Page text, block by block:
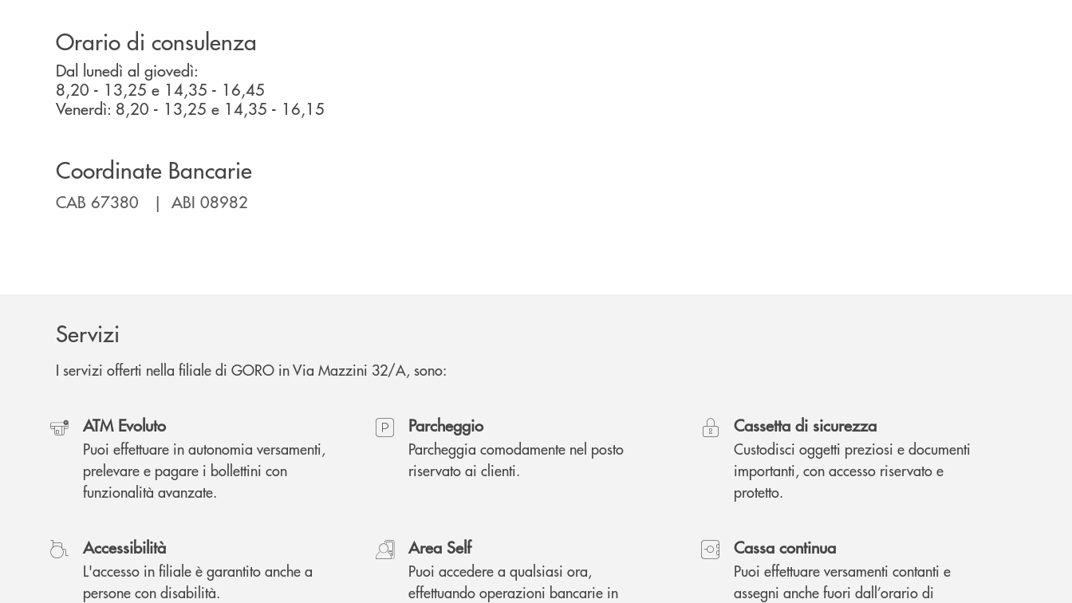
Orario di consulenza
Dal lunedì al giovedì:
8,20 - 13,25 e 14,35 - 16,45
Venerdì: 8,20 - 13,25 e 14,35 - 16,15
Coordinate Bancarie
CAB 67380 | ABI 08982
Servizi
I servizi offerti nella filiale di GORO in Via Mazzini 32/A, sono:
ATM Evoluto
Puoi effettuare in autonomia versamenti,
prelevare e pagare i bollettini con
funzionalità avanzate.
Parcheggio
Parcheggia comodamente nel posto
riservato ai clienti.
Cassetta di sicurezza
Custodisci oggetti preziosi e documenti
importanti, con accesso riservato e
protetto.
Accessibilità
L'accesso in filiale è garantito anche a
persone con disabilità.
Area Self
Puoi accedere a qualsiasi ora,
effettuando operazioni bancarie in
Cassa continua
Puoi effettuare versamenti contanti e
assegni anche fuori dall’orario di